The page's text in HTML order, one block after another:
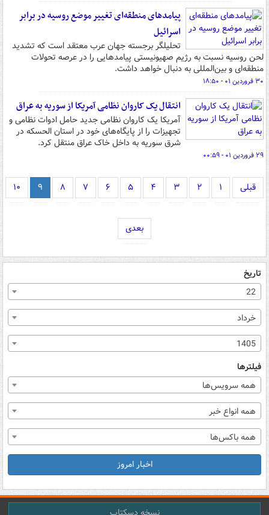
پیامدهای منطقه‌ای تغییر موضع روسیه در برابر
اسرائیل
تحلیلگر برجسته جهان عرب معتقد است که تشدید
لحن روسیه نسبت به رژیم صهیونیستی پیامدهایی را در عرصه تحولات
منطقه‌ای و بین‌المللی به دنبال خواهد داشت.
۳۰ فروردین ۰۱ - ۱۸:۵۰
انتقال یک کاروان نظامی آمریکا از سوریه به عراق
آمریکا یک کاروان نظامی جدید حامل ادوات نظامی و
تجهیزات را از پایگاه‌های خود در استان الحسکه در
شرق سوریه به داخل خاک عراق منتقل کرد.
۲۹ فروردین ۰۱ - ۰۰:۵۹
قبلی ۱ ۲ ۳ ۴ ۵ ۶ ۷ ۸ ۹ ۱۰
بعدی
تاریخ
22
خرداد
1405
فیلترها
همه سرویس‌ها
همه انواع خبر
همه باکس‌ها
اخبار امروز